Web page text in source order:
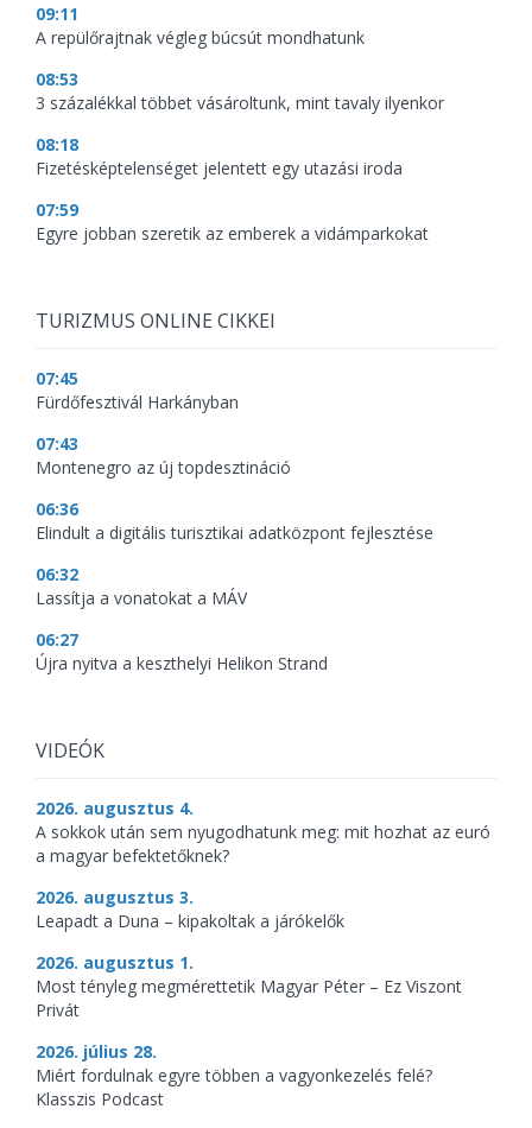
09:11
A repülőrajtnak végleg búcsút mondhatunk
08:53
3 százalékkal többet vásároltunk, mint tavaly ilyenkor
08:18
Fizetésképtelenséget jelentett egy utazási iroda
07:59
Egyre jobban szeretik az emberek a vidámparkokat
TURIZMUS ONLINE CIKKEI
07:45
Fürdőfesztivál Harkányban
07:43
Montenegro az új topdesztináció
06:36
Elindult a digitális turisztikai adatközpont fejlesztése
06:32
Lassítja a vonatokat a MÁV
06:27
Újra nyitva a keszthelyi Helikon Strand
VIDEÓK
2026. augusztus 4.
A sokkok után sem nyugodhatunk meg: mit hozhat az euró
a magyar befektetőknek?
2026. augusztus 3.
Leapadt a Duna – kipakoltak a járókelők
2026. augusztus 1.
Most tényleg megmérettetik Magyar Péter – Ez Viszont
Privát
2026. július 28.
Miért fordulnak egyre többen a vagyonkezelés felé?
Klasszis Podcast